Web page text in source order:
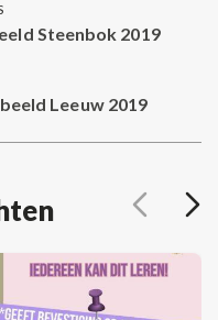
Steenbok 2019
Leeuw 2019